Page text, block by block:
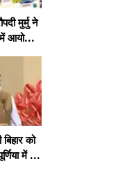
मुर्मु ने
आयोजित
अभियान
में
सम्मानित
को
में 4